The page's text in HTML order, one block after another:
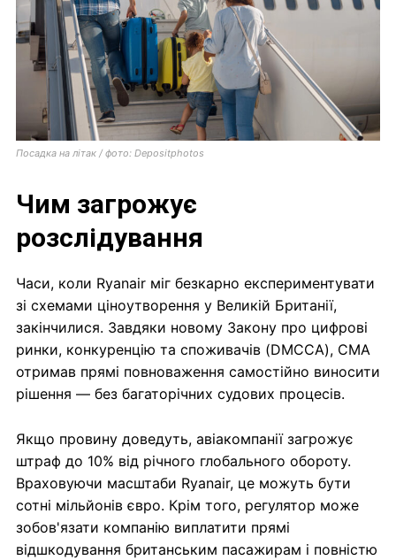
Посадка на літак / фото: Depositphotos
Чим загрожує
розслідування
Часи, коли Ryanair міг безкарно експериментувати
зі схемами ціноутворення у Великій Британії,
закінчилися. Завдяки новому Закону про цифрові
ринки, конкуренцію та споживачів (DMCCA), CMA
отримав прямі повноваження самостійно виносити
рішення — без багаторічних судових процесів.
Якщо провину доведуть, авіакомпанії загрожує
штраф до 10% від річного глобального обороту.
Враховуючи масштаби Ryanair, це можуть бути
сотні мільйонів євро. Крім того, регулятор може
зобов'язати компанію виплатити прямі
відшкодування британським пасажирам і повністю